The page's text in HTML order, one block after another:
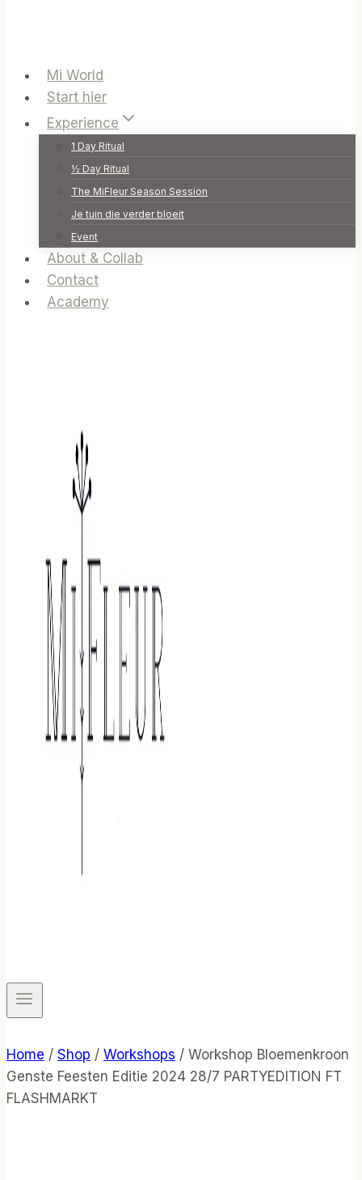
Mi World
Start hier
Experience
1 Day Ritual
½ Day Ritual
The MiFleur Season Session
Je tuin die verder bloeit
Event
About & Collab
Contact
Academy
Home / Shop / Workshops / Workshop Bloemenkroon
Genste Feesten Editie 2024 28/7 PARTYEDITION FT
FLASHMARKT